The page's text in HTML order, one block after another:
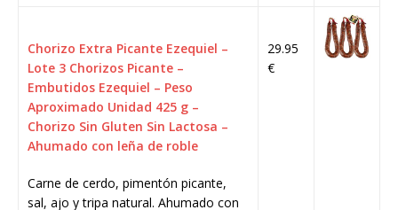
Chorizo Extra Picante Ezequiel –
Lote 3 Chorizos Picante –
Embutidos Ezequiel – Peso
Aproximado Unidad 425 g –
Chorizo Sin Gluten Sin Lactosa –
Ahumado con leña de roble
Carne de cerdo, pimentón picante,
sal, ajo y tripa natural. Ahumado con
29.95
€